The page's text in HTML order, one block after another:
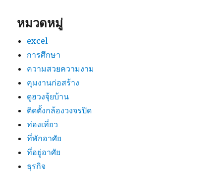
หมวดหมู่
excel
การศึกษา
ความสวยความงาม
คุมงานก่อสร้าง
ดูฮวงจุ้ยบ้าน
ติดตั้งกล้องวงจรปิด
ท่องเที่ยว
ที่พักอาศัย
ที่อยู่อาศัย
ธุรกิจ